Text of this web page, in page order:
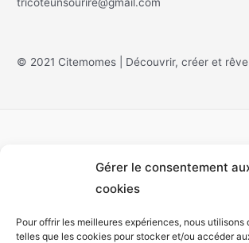
Gérer le consentement
cookies
Pour offrir les meilleures expériences, nous utilisons
telles que les cookies pour stocker et/ou accéder
tricoteunsourire@gmail.com
© 2021 Citemomes | Découvrir, créer et
Monet